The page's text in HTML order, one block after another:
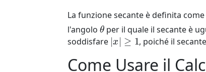
La funzione secante è definita come
l'angolo
θ
per il quale il secante è
soddisfare
|x|≥1
, poiché il
Come Usare il